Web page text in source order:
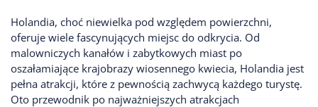
Holandia, choć niewielka pod względem powierzchni,
oferuje wiele fascynujących miejsc do odkrycia. Od
malowniczych kanałów i zabytkowych miast po
oszałamiające krajobrazy wiosennego kwiecia, Holandia jest
pełna atrakcji, które z pewnością zachwycą każdego turystę.
Oto przewodnik po najważniejszych atrakcjach